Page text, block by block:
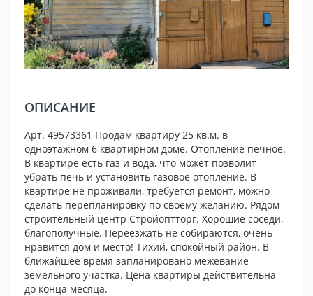
ОПИСАНИЕ
Арт. 49573361 Продам квартиру 25 кв.м. в
одноэтажном 6 квартирном доме. Отопление печное.
В квартире есть газ и вода, что может позволит
убрать печь и установить газовое отопление. В
квартире не проживали, требуется ремонт, можно
сделать перепланировку по своему желанию. Рядом
строительный центр Стройоптторг. Хорошие соседи,
благополучные. Переезжать не собираются, очень
нравится дом и место! Тихий, спокойный район. В
ближайшее время запланировано межевание
земельного участка. Цена квартиры действительна
до конца месяца.